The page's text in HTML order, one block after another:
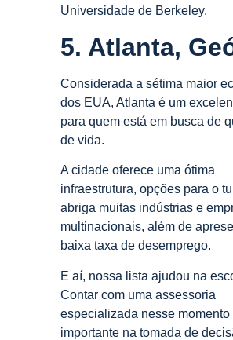
Universidade de Berkeley.
5. Atlanta,
Considerada a sétima maior
dos EUA, Atlanta é um
para quem está em busca de
de vida.
A cidade oferece uma ótima
infraestrutura, opções para o
abriga muitas indústrias e
multinacionais, além de
baixa taxa de desemprego.
E aí, nossa lista ajudou na
Contar com uma assessoria
especializada nesse momento
importante na tomada de